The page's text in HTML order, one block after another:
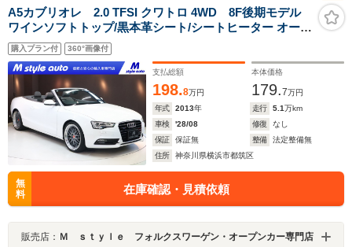
A5カブリオレ 2.0 TFSI クワトロ 4WD 8F後期モデル
ワインソフトトップ/黒本革シート/シートヒーター オート
クルーズコントロール/パドルシフト HIDキセノン ナビ/フ
ルTV/DVDビデオ/音楽Bluetooth/音楽サーバー/ETC 20イ
ンチアルミホイール 電動オープン
購入プラン付 360°画像付
支払総額
198.8万円
本体価格
179.7万円
年式
2013年 走行 5.1万km
車検
'28/08 修復
なし
保証
保証無 整備
法定整備無
住所
神奈川県横浜市都筑区
無
料
在庫確認・見積依頼
販売店： Ｍ ｓｔｙｌｅ フォルクスワーゲン・オープンカー専門店